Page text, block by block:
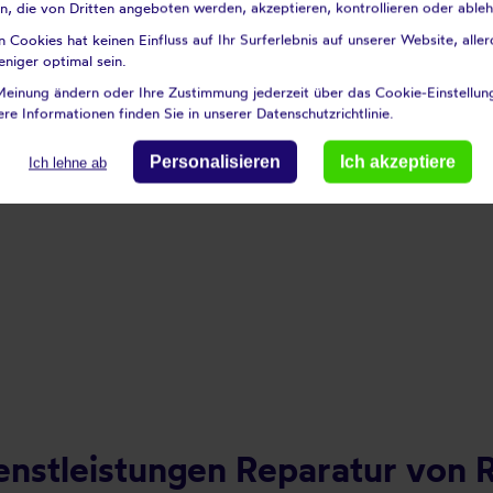
z. B. den verfügbaren Platz in Ihrem Rollladenkasten, die
Reparatur von
die von Dritten angeboten werden, akzeptieren, kontrollieren oder
Cookies hat keinen Einfluss auf Ihr Surferlebnis auf unserer Website,
optimal sein.
ändern oder Ihre Zustimmung jederzeit über das Cookie-
Informationen finden Sie in unserer Datenschutzrichtlinie.
Ich lehne ab Personalisieren Ich akzeptiere